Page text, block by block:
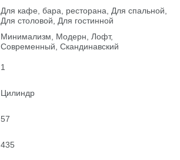
Для кафе, бара, ресторана, Для спальной,
Для столовой, Для гостинной
Минимализм, Модерн, Лофт,
Современный, Скандинавский
1
Цилиндр
57
435